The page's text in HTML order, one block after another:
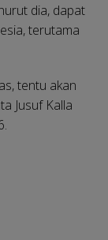
dia, dapat
terutama
tentu akan
Jusuf Kalla